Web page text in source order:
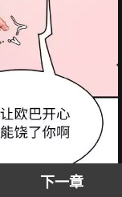
下一章